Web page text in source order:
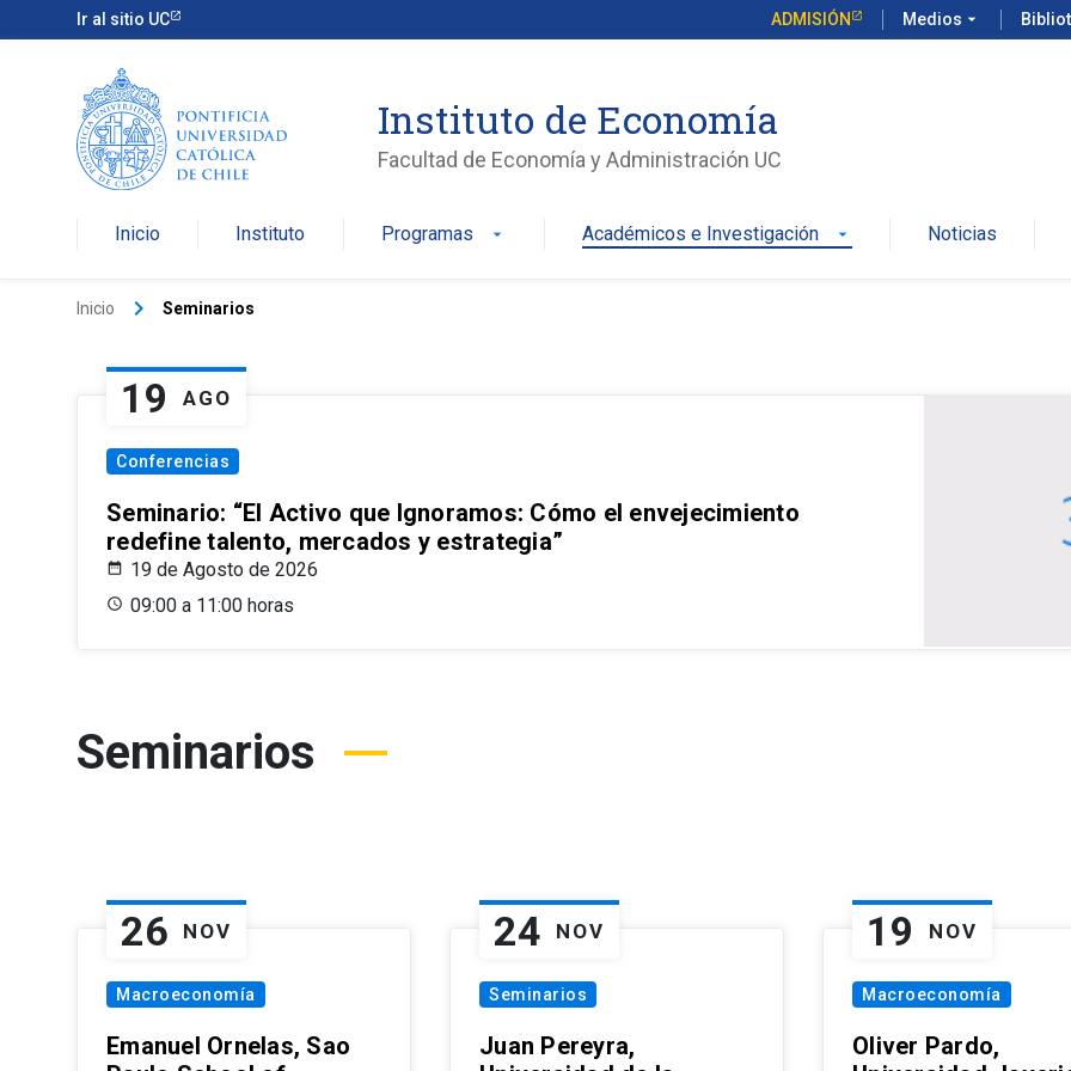
Ir al sitio UC ADMISIÓN Medios arrow_drop_down
Instituto de Economía
Facultad de Economía y Administración UC
Inicio Instituto Programas arrow_drop_down Académicos e Investigación arrow_drop_down Noticias
Inicio keyboard_arrow_right Seminarios
19 AGO
Conferencias
Seminario: “El Activo que Ignoramos: Cómo el envejecimiento
redefine talento, mercados y estrategia”
19 de Agosto de 2026
09:00 a 11:00 horas
Seminarios
26 NOV
Macroeconomía
Emanuel Ornelas, Sao
24 NOV
Seminarios
Juan Pereyra,
19 NOV
Macroeconomía
Oliver Pardo,